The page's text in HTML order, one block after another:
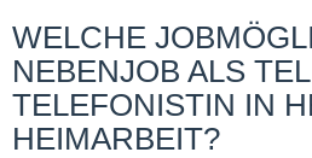
WELCHE
NEBENJOB ALS
TELEFONISTIN IN
HEIMARBEIT?